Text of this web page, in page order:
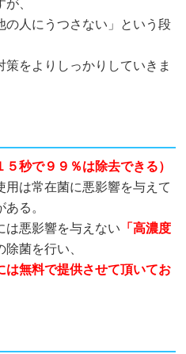
、
の人にうつさない」という段
をよりしっかりしていきま
秒で９９％は除去できる）
は常在菌に悪影響を与えて
る。
悪影響を与えない 「高濃度
除菌を行い、
は無料で提供させて頂いてお